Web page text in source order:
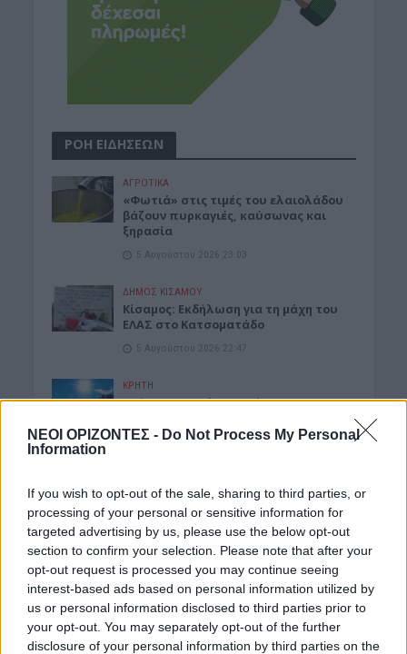
ΝΕΟΙ ΟΡΙΖΟΝΤΕΣ - Do Not Process My Personal
Information
If you wish to opt-out of the sale, sharing to third parties, or
processing of your personal or sensitive information for
targeted advertising by us, please use the below opt-out
section to confirm your selection. Please note that after your
opt-out request is processed you may continue seeing
interest-based ads based on personal information utilized by
us or personal information disclosed to third parties prior to
your opt-out. You may separately opt-out of the further
disclosure of your personal information by third parties on the
ΡΟΗ ΕΙΔΗΣΕΩΝ
ΑΓΡΟΤΙΚΑ
«Φωτιά» στις τιμές του ελαιολάδου
βάζουν πυρκαγιές, καύσωνας και
ξηρασία
5 Αυγούστου 2026 23:03
ΔΉΜΟΣ ΚΙΣΆΜΟΥ
Κίσαμος: Εκδήλωση για τη μάχη του
ΕΛΑΣ στο Κατσοματάδο
5 Αυγούστου 2026 22:47
ΚΡΗΤΗ
Κρήτη: Ο καιρός της Πέμπτης 6
5 Αυγούστου 2026 22:31
Εφορία: Πότε ελέγχει τις καταθέσεις
μας στην τράπεζα
5 Αυγούστου 2026 21:40
ΓΕΎΣΗ - ΨΥΧΑΓΩΓΊΑ • ΔΉΜΟΣ ΚΙΣΆΜΟΥ
Κίσαμος: Αναβάλλεται η εκδήλωση
αφιέρωμα στον Μάνο Χατζηδάκι
5 Αυγούστου 2026 21:34